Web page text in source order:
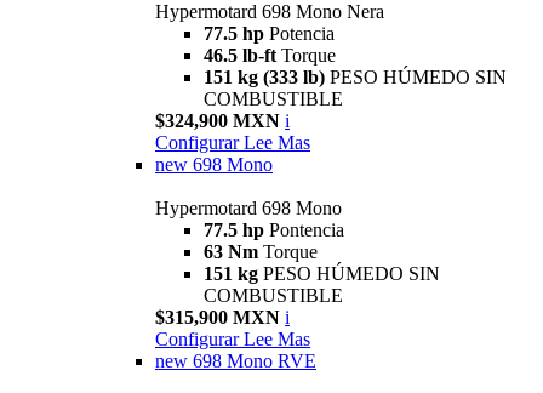
Hypermotard 698 Mono Nera
77.5 hp Potencia
46.5 lb-ft Torque
151 kg (333 lb) PESO HÚMEDO SIN
COMBUSTIBLE
$324,900 MXN i
Configurar Lee Mas
new 698 Mono
Hypermotard 698 Mono
77.5 hp Pontencia
63 Nm Torque
151 kg PESO HÚMEDO SIN
COMBUSTIBLE
$315,900 MXN i
Configurar Lee Mas
new 698 Mono RVE